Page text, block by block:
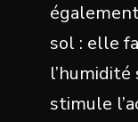
sol : elle
stimule